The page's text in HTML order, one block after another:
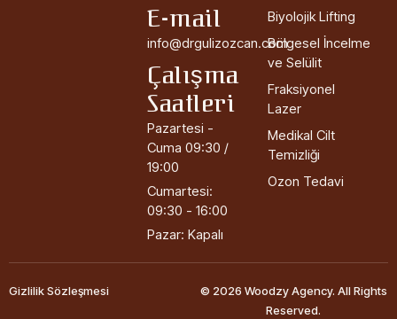
E-mail
info@drgulizozcan.com
Çalışma
Saatleri
Pazartesi -
Cuma 09:30 /
19:00
Cumartesi:
09:30 - 16:00
Pazar: Kapalı
Biyolojik Lifting
Bölgesel İncelme
ve Selülit
Fraksiyonel
Lazer
Medikal Cilt
Temizliği
Ozon Tedavi
© 2026 Woodzy Agency. All Rights
Reserved.
Gizlilik Sözleşmesi